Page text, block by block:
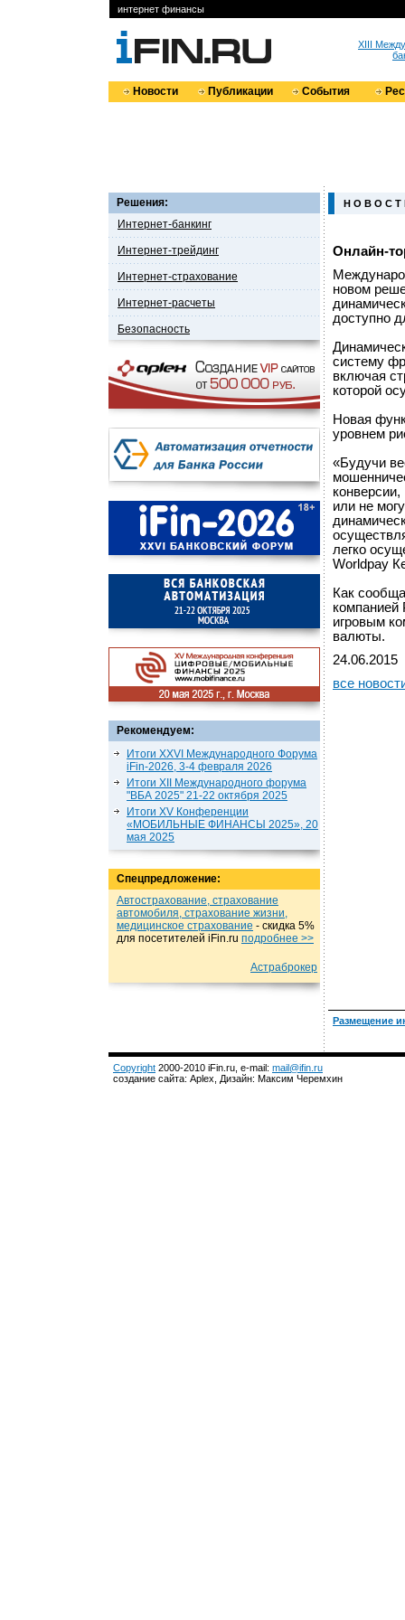
интернет финансы
XIII
Новости Публикации События
Решения:
Интернет-банкинг
Интернет-трейдинг
Интернет-страхование
Интернет-расчеты
Безопасность
Рекомендуем:
Итоги XXVI Международного Форума
iFin-2026, 3-4 февраля 2026
Итоги XII Международного форума
"ВБА 2025" 21-22 октября 2025
Итоги XV Конференции
«МОБИЛЬНЫЕ ФИНАНСЫ 2025», 20
мая 2025
Спецпредложение:
Автострахование, страхование
автомобиля, страхование жизни,
медицинское страхование - cкидка 5%
для посетителей iFin.ru подробнеe >>
Астраброкер
Н О В О С Т
Онлайн-
новом
доступно
систему
включая
которой
Новая
уровнем
«Будучи
или не
легко
Worldpay
Как
компанией
игровым
валюты.
24.06.2015
все
Размещение
Copyright 2000-2010 iFin.ru, e-mail: mail@ifin.ru
создание сайта: Aplex, Дизайн: Максим Черемхин